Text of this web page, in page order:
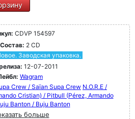
CDVP 154597
Состав: 2 CD
Заводская упаковка.
12-07-2011
Wagram
Crew / Saïan Supa Crew N.O.R.E /
Cristian) / Pitbull (Pérez, Armando
Banton / Buju Banton
больше